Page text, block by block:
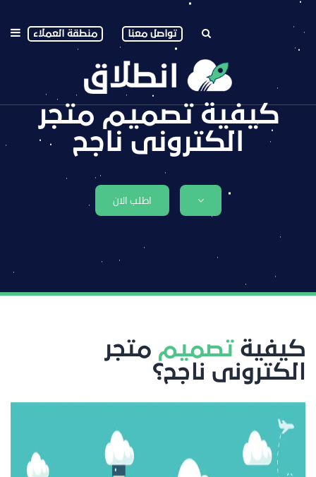
تواصل معنا منطقة العملاء
كيفية تصميم متجر
الكترونى ناجح
اطلب الان
كيفيةتصميم متجر
الكترونى ناجح؟